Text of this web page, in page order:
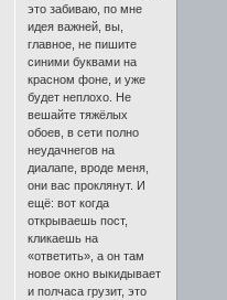
это забиваю, по мне
идея важней, вы,
главное, не пишите
синими буквами на
красном фоне, и уже
будет неплохо. Не
вешайте тяжёлых
обоев, в сети полно
неудачнегов на
диалапе, вроде меня,
они вас проклянут. И
ещё: вот когда
открываешь пост,
кликаешь на
«ответить», а он там
новое окно выкидывает
и полчаса грузит, это